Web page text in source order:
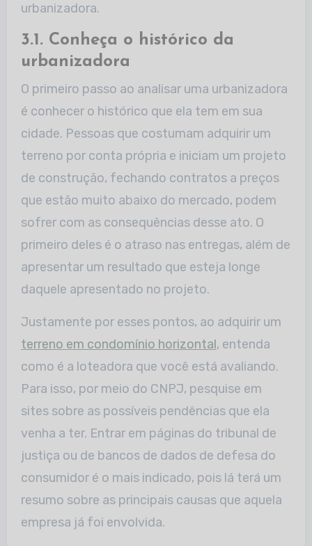
urbanizadora.
3.1. Conheça o histórico da
urbanizadora
O primeiro passo ao analisar uma urbanizadora
é conhecer o histórico que ela tem em sua
cidade. Pessoas que costumam adquirir um
terreno por conta própria e iniciam um projeto
de construção, fechando contratos a preços
que estão muito abaixo do mercado, podem
sofrer com as consequências desse ato. O
primeiro deles é o atraso nas entregas, além de
apresentar um resultado que esteja longe
daquele apresentado no projeto.
Justamente por esses pontos, ao adquirir um
terreno em condomínio horizontal, entenda
como é a loteadora que você está avaliando.
Para isso, por meio do CNPJ, pesquise em
sites sobre as possíveis pendências que ela
venha a ter. Entrar em páginas do tribunal de
justiça ou de bancos de dados de defesa do
consumidor é o mais indicado, pois lá terá um
resumo sobre as principais causas que aquela
empresa já foi envolvida.